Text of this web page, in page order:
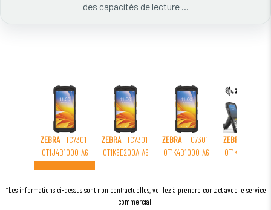
des capacités de lecture ...
ZEBRA- TC7301-
0T1J4B1000-A6
ZEBRA- TC7301-
0T1K6E200A-A6
ZEBRA- TC7301-
0T1K4B1000-A6
ZEBRA
0T1K6E200F-A6
*Les informations ci-dessus sont non contractuelles, veillez à prendre contact avec le service
commercial.